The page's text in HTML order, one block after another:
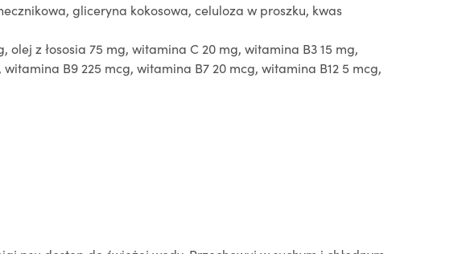
gliceryna kokosowa, celuloza w proszku, kwas
z łososia 75 mg, witamina C 20 mg, witamina B3 15 mg,
B9 225 mcg, witamina B7 20 mcg, witamina B12 5 mcg,